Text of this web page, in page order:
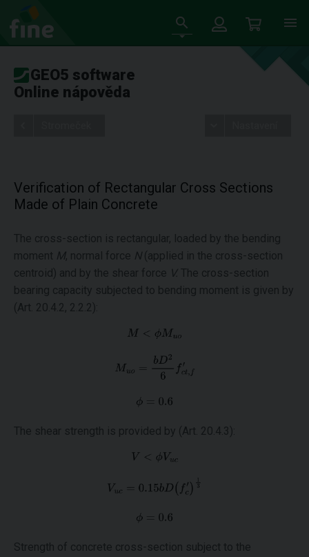
GEO5 software
Online nápověda
Verification of Rectangular Cross Sections
Made of Plain Concrete
The cross-section is rectangular, loaded by the bending
moment M, normal force N(applied in the cross-section
centroid) and by the shear force V. The cross-section
bearing capacity subjected to bending moment is given by
(Art. 20.4.2, 2.2.2):
The shear strength is provided by (Art. 20.4.3):
Strength of concrete cross-section subject to the